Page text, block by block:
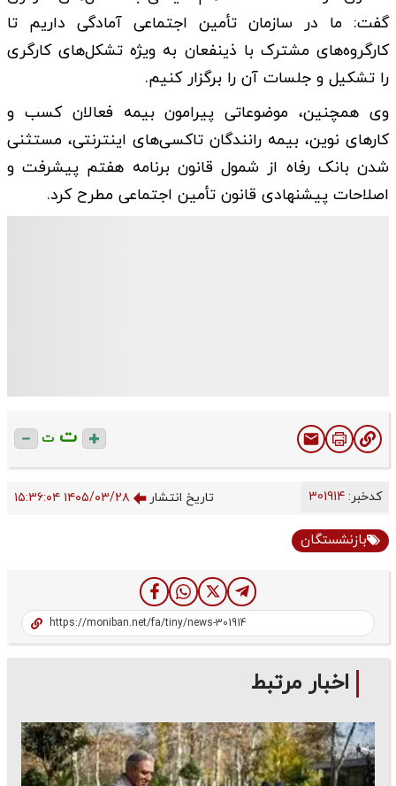
گفت: ما در سازمان تأمین اجتماعی آمادگی داریم تا
کارگروه‌های مشترک با ذینفعان به ویژه تشکل‌های کارگری
را تشکیل و جلسات آن را برگزار کنیم.
وی همچنین، موضوعاتی پیرامون بیمه فعالان کسب و
کارهای نوین، بیمه رانندگان تاکسی‌های اینترنتی، مستثنی
شدن بانک رفاه از شمول قانون برنامه هفتم پیشرفت و
اصلاحات پیشنهادی قانون تأمین اجتماعی مطرح کرد.
ت ت
کدخبر: تاریخ انتشار ۱۴۰۵/۰۳/۲۸ ۱۵:۳۶:۰۴
بازنشستگان
اخبار مرتبط